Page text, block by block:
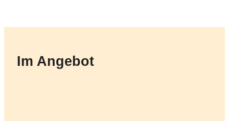
Im Angebot